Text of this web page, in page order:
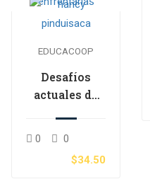
EDUCACOOP
Desafíos
actuales de
Financiero:
Herramientas
0
0
$34.50